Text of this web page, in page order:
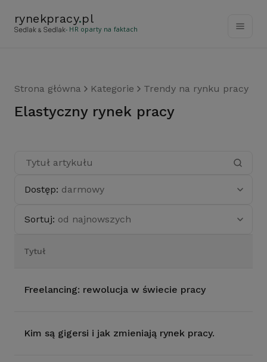
rynekpracy.pl
- HR oparty na faktach
Strona główna Kategorie Trendy na rynku pracy
elastyczny rynek pracy
Dostęp: darmowy
Sortuj: od najnowszych
Tytuł
Freelancing: rewolucja w świecie pracy
Kim są gigersi i jak zmieniają rynek pracy.